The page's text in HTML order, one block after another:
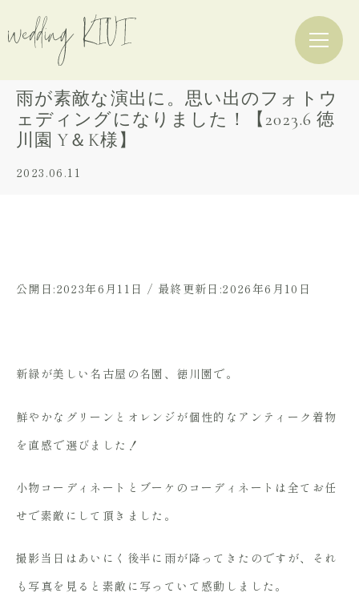
雨が素敵な演出に。思い出のフォトウ
ェディングになりました！【2023.6 徳
川園 Y＆K様】
2023.06.11
公開日:2023年6月11日 / 最終更新日:2026年6月10日
新緑が美しい名古屋の名園、徳川園で。
鮮やかなグリーンとオレンジが個性的なアンティーク着物
を直感で選びました！
小物コーディネートとブーケのコーディネートは全てお任
せで素敵にして頂きました。
撮影当日はあいにく後半に雨が降ってきたのですが、それ
も写真を見ると素敵に写っていて感動しました。